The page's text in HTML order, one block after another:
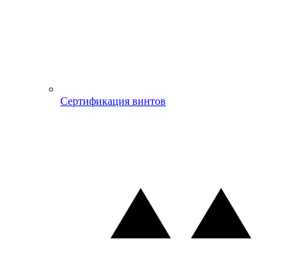
Сертификация винтов